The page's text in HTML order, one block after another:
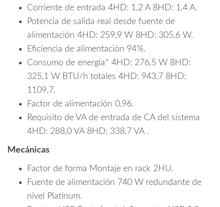
Corriente de entrada 4HD: 1,2 A 8HD: 1,4 A.
Potencia de salida real desde fuente de
alimentación 4HD: 259,9 W 8HD: 305,6 W.
Eficiencia de alimentación 94%.
Consumo de energía* 4HD: 276,5 W 8HD:
325,1 W BTU/h totales 4HD: 943,7 8HD:
1109,7.
Factor de alimentación 0.96.
Requisito de VA de entrada de CA del sistema
4HD: 288,0 VA 8HD: 338,7 VA .
Mecánicas
Factor de forma Montaje en rack 2HU.
Fuente de alimentación 740 W redundante de
nivel Platinum.